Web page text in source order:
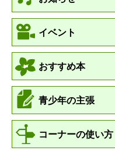
イベント
おすすめ本
青少年の主張
コーナーの使い方